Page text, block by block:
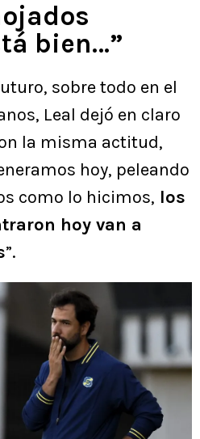
bien…”
sobre todo en el
Leal dejó en claro
la misma actitud,
hoy, peleando
como lo hicimos, los
hoy van a
”.